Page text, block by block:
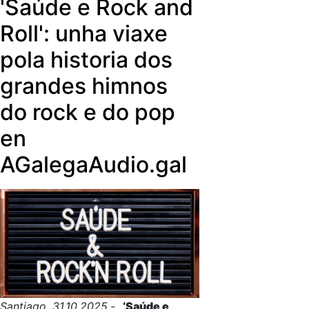
'Saúde e Rock and
Roll': unha viaxe
pola historia dos
grandes himnos
do rock e do pop
en
AGalegaAudio.gal